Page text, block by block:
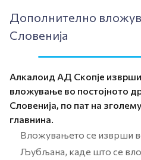
Дополнително
Словенија
Алкалоид АД Скопје
вложување во постојното
Словенија, по пат на
главнина.
Вложувањето се
Љубљана, каде што се